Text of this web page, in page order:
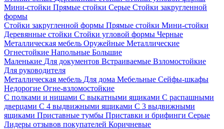
Мини-стойки Прямые стойки Серые Стойки закругленной
формы
Стойки закругленной формы Прямые стойки Мини-стойки
Деревянные стойки Стойки угловой формы Черные
Металлическая мебель Оружейные Металлические
Огнестойкие Напольные Большие
Маленькие Для документов Встраиваемые Взломостойкие
Для руководителя
Металлическая мебель Для дома Мебельные Сейфы-шкафы
Недорогие Огне-взломостойкие
С полками и нишами С выкатными ящиками С распашными
дверцами С 4 выдвижными ящиками С 3 выдвижными
ящиками Приставные тумбы Приставки и брифинги Серые
Лидеры отзывов покупателей Коричневые